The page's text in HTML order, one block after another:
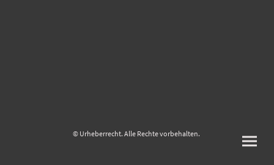
© Urheberrecht. Alle Rechte vorbehalten.